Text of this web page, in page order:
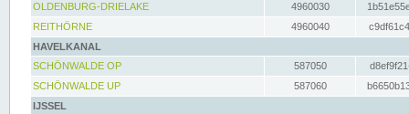
OLDENBURG-DRIELAKE
4960030
REITHÖRNE
4960040
HAVELKANAL
SCHÖNWALDE OP
587050
SCHÖNWALDE UP
587060
IJSSEL